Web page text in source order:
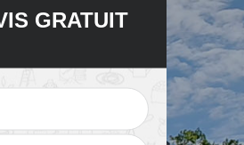
Electricien 13
GRATUIT